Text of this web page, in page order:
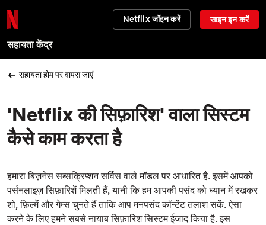
Netflix जॉइन करें साइन इन करें
सहायता केंद्र
सहायता होम पर वापस जाएं
'Netflix की सिफ़ारिश' वाला सिस्टम
कैसे काम करता है
हमारा बिज़नेस सब्सक्रिप्शन सर्विस वाले मॉडल पर आधारित है. इसमें आपको
पर्सनलाइज़ सिफ़ारिशें मिलती हैं, यानी कि हम आपकी पसंद को ध्यान में रखकर
शो, फ़िल्में और गेम्स चुनते हैं ताकि आप मनपसंद कॉन्टेंट तलाश सकें. ऐसा
करने के लिए हमने सबसे नायाब सिफ़ारिश सिस्टम ईजाद किया है. इस